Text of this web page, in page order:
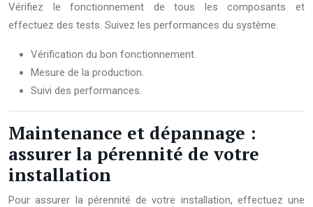
Vérifiez le fonctionnement de tous les composants et
effectuez des tests. Suivez les performances du système.
Vérification du bon fonctionnement.
Mesure de la production.
Suivi des performances.
Maintenance et dépannage :
assurer la pérennité de votre
installation
Pour assurer la pérennité de votre installation, effectuez une